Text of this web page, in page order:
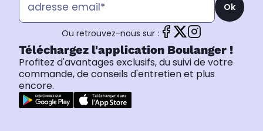
Ok
Ou retrouvez-nous sur :
Téléchargez l'application Boulanger !
Profitez d'avantages exclusifs, du suivi de votre
commande, de conseils d'entretien et plus
encore.